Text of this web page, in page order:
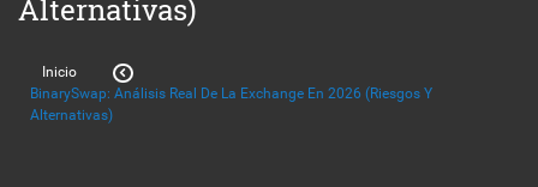
Alternativas)
Inicio
BinarySwap: Análisis Real De La Exchange En 2026 (Riesgos Y
Alternativas)